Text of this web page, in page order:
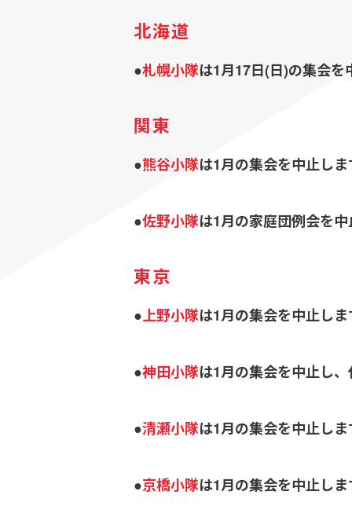
北海道
●札幌小隊は1月17日(日)の集会を
関東
●熊谷小隊は1月の集会を中止しま
●佐野小隊は1月の家庭団例会を
東京
●上野小隊は1月の集会を中止しま
●神田小隊は1月の集会を中止し
●清瀬小隊は1月の集会を中止しま
●京橋小隊は1月の集会を中止しま